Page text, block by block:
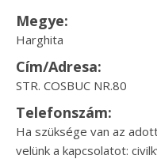
Megye:
Harghita
Cím/Adresa:
STR. COSBUC NR.80
Telefonszám:
Ha szüksége van az
velünk a kapcsolatot: